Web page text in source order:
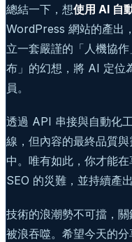
總結一下，想使用 AI 自
WordPress 網站的產出
立一套嚴謹的「人機協
布」的幻想，將 AI 定位
員。
透過 API 串接與自動化
線，但內容的最終品質
中。唯有如此，你才能
SEO 的災難，並持續產
技術的浪潮勢不可擋，
被浪吞噬。希望今天的